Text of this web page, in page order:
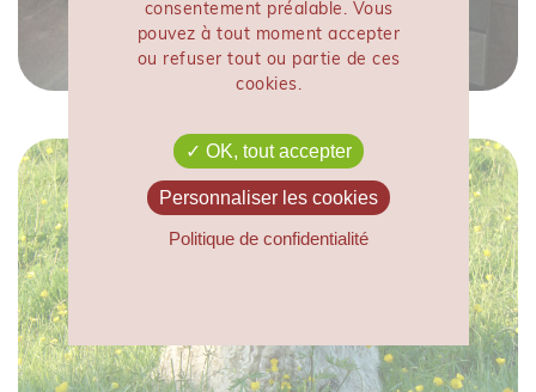
consentement préalable. Vous
pouvez à tout moment accepter
ou refuser tout ou partie de ces
cookies.
OK, tout accepter
Personnaliser les cookies
Politique de confidentialité